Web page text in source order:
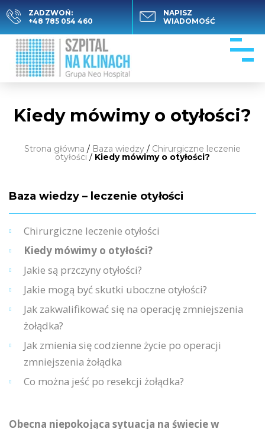
ZADZWOŃ:
+48 785 054 460
NAPISZ
WIADOMOŚĆ
Kiedy mówimy o otyłości?
Strona główna / Baza wiedzy / Chirurgiczne leczenie
otyłości / Kiedy mówimy o otyłości?
Baza wiedzy – leczenie otyłości
Chirurgiczne leczenie otyłości
Kiedy mówimy o otyłości?
Jakie są przczyny otyłości?
Jakie mogą być skutki uboczne otyłości?
Jak zakwalifikować się na operację zmniejszenia
żołądka?
Jak zmienia się codzienne życie po operacji
zmniejszenia żołądka
Co można jeść po resekcji żołądka?
Obecna niepokojąca sytuacja na świecie w